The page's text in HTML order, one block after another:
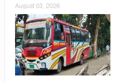
August 03, 2026